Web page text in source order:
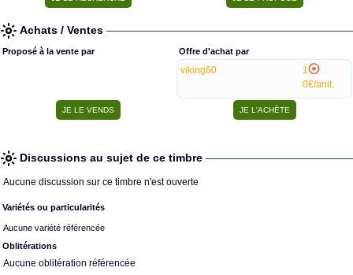
Achats / Ventes
Proposé à la vente par Offre d'achat par
viking60
1
0€/unit.
Discussions au sujet de ce timbre
Aucune discussion sur ce timbre n'est ouverte
Variétés ou particularités
Aucune variété référencée
Oblitérations
Aucune oblitération référencée